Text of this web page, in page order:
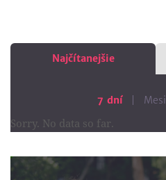
Najčítanejšie
7 dní
Sorry. No data so far.